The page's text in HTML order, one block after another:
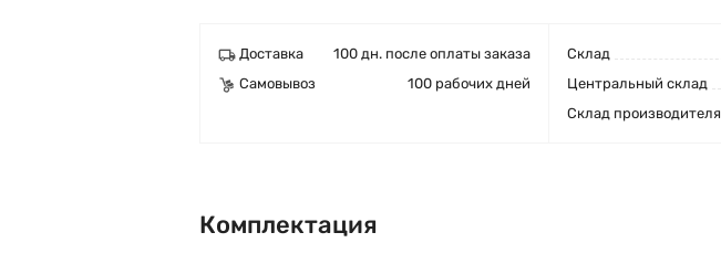
Доставка
100 дн. после оплаты заказа
Самовывоз
100 рабочих дней
Cклад
Центральный склад
Склад производителя
Комплектация